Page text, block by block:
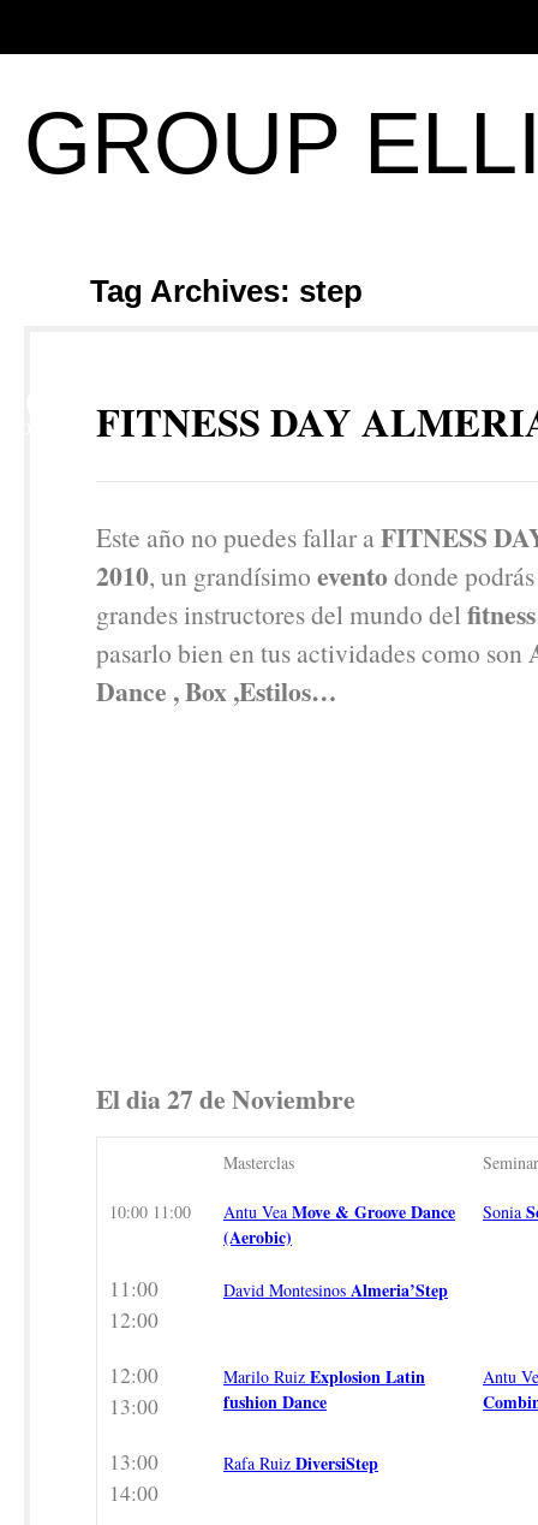
GROUP
Tag Archives: step
FITNESS DAY
Este año no puedes fallar aFITNESS
2010, un grandísimo eventodonde
grandes instructores del mundo delfitness
pasarlo bien en tus actividades como son
Dance , Box ,Estilos…
El dia 27 de Noviembre
Masterclas
10:00 11:00 Antu Vea Move & Groove Dance
(Aerobic)
Sonia
11:00
12:00
David Montesinos Almeria’Step
12:00
13:00
Marilo Ruiz Explosion Latin
fushion Dance
Antu
13:00
14:00
Rafa Ruiz DiversiStep